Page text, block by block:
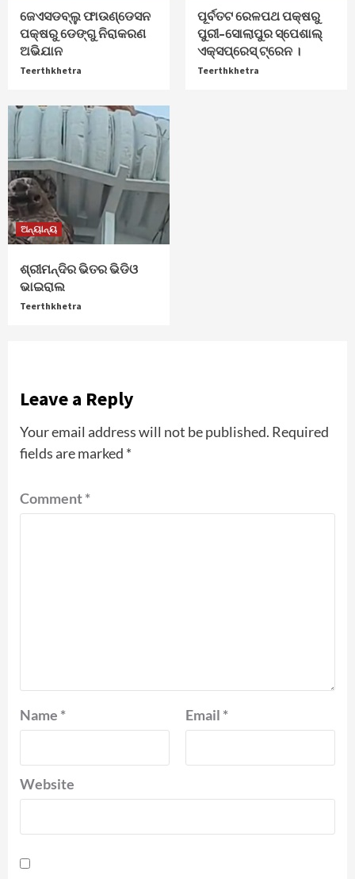
ଜେଏସଡବ୍ଲୁ ଫାଉଣ୍ଡେସନ
ପକ୍ଷରୁ ଡେଙ୍ଗୁ ନିରାକରଣ
ଅଭିଯାନ
Teerthkhetra
ପୂର୍ବତଟ ରେଳପଥ ପକ୍ଷରୁ
ପୁରୀ–ସୋଲାପୁର ସ୍ପେଶାଲ୍
ଏକ୍ସପ୍ରେସ୍ ଟ୍ରେନ ।
Teerthkhetra
ଅନ୍ୟାନ୍ୟ
ଶ୍ରୀମନ୍ଦିର ଭିତର ଭିଡିଓ
ଭାଇରାଲ
Teerthkhetra
Leave a Reply
Your email address will not be published. Required
fields are marked *
Comment*
Name * Email *
Website